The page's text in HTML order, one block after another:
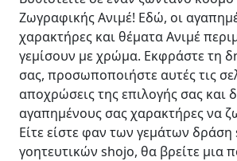
Ζωγραφικής Ανιμέ! Εδώ, οι
χαρακτήρες και θέματα Ανιμέ
γεμίσουν με χρώμα. Εκφράστε τη
σας, προσωποποιήστε αυτές τις
αποχρώσεις της επιλογής σας και
αγαπημένους σας χαρακτήρες να
Είτε είστε φαν των γεμάτων δράση
γοητευτικών shojo, θα βρείτε μια